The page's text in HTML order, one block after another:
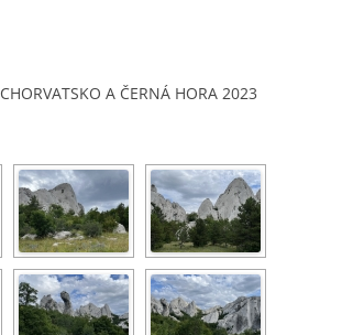
CHORVATSKO A ČERNÁ HORA 2023